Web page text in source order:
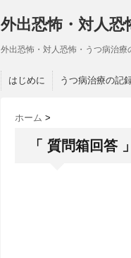
外出恐怖・対人
外出恐怖・対人恐怖・うつ病治
はじめに うつ病治療の記
ホーム >
「 質問箱回答